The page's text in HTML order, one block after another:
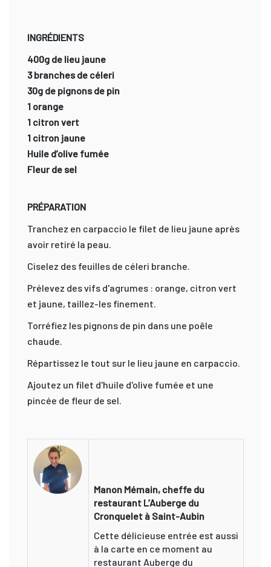
INGRÉDIENTS
400g de lieu jaune
3 branches de céleri
30g de pignons de pin
1 orange
1 citron vert
1 citron jaune
Huile d’olive fumée
Fleur de sel
PRÉPARATION
Tranchez en carpaccio le filet de lieu jaune après
avoir retiré la peau.
Ciselez des feuilles de céleri branche.
Prélevez des vifs d'agrumes : orange, citron vert
et jaune, taillez-les finement.
Torréfiez les pignons de pin dans une poêle
chaude.
Répartissez le tout sur le lieu jaune en carpaccio.
Ajoutez un filet d'huile d'olive fumée et une
pincée de fleur de sel.
Manon Mémain, cheffe du
restaurant L’Auberge du
Cronquelet à Saint-Aubin
Cette délicieuse entrée est aussi
à la carte en ce moment au
restaurant Auberge du